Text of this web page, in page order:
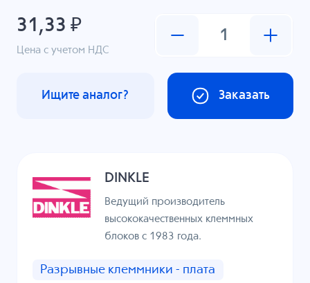
31,33 ₽
Цена с учетом НДС
Заказать
Ищите аналог?
DINKLE
Ведущий производитель
высококачественных клеммных
блоков с 1983 года.
Разрывные клеммники - плата